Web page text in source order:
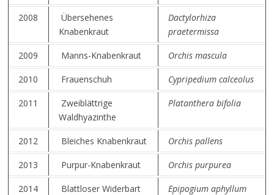
2008
Übersehenes
Knabenkraut
Dactylorhiza
praetermissa
2009 Manns-Knabenkraut Orchis mascula
2010 Frauenschuh Cypripedium calceolus
2011
Zweiblättrige
Waldhyazinthe
Platanthera bifolia
2012 Bleiches Knabenkraut Orchis pallens
2013 Purpur-Knabenkraut Orchis purpurea
2014 Blattloser Widerbart Epipogium aphyllum